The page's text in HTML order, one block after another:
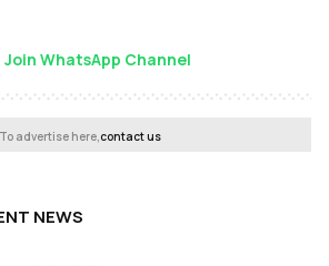
Join WhatsApp Channel
To advertise here,contact us
NEWS